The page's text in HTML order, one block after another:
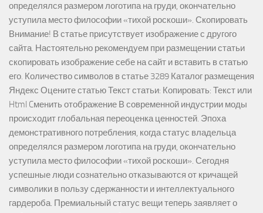
определялся размером логотипа на груди, окончательно
уступила место философии «тихой роскоши». Скопировать
Внимание! В статье присутствует изображение с другого
сайта. Настоятельно рекомендуем при размещении статьи
скопировать изображение себе на сайт и вставить в статью
его. Количество символов в статье 3289 Каталог размещения
Яндекс Оцените статью Текст статьи: Копировать: Текст или
Html Cменить отображение В современной индустрии моды
происходит глобальная переоценка ценностей. Эпоха
демонстративного потребления, когда статус владельца
определялся размером логотипа на груди, окончательно
уступила место философии «тихой роскоши». Сегодня
успешные люди сознательно отказываются от кричащей
символики в пользу сдержанности и интеллектуального
гардероба. Премиальный статус вещи теперь заявляет о